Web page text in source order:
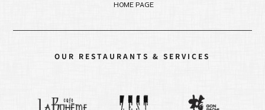
HOME PAGE
OUR RESTAURANTS & SERVICES